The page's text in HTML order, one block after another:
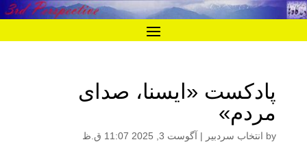
پادکست «ایسنا، صدای
مردم»
by انتخاب سردبیر | آگوست 3, 2025 11:07 ق.ظ